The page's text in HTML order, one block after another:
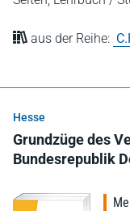
aus der Reihe:
Hesse
Grundzüge des
Bundesrepublik